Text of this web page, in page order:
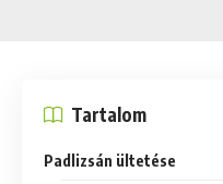
Tartalom
Padlizsán ültetése